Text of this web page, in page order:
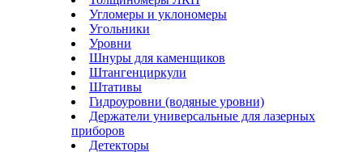
Угломеры и уклономеры
Угольники
Уровни
Шнуры для каменщиков
Штангенциркули
Штативы
Гидроуровни (водяные уровни)
Держатели универсальные для лазерных
приборов
Детекторы